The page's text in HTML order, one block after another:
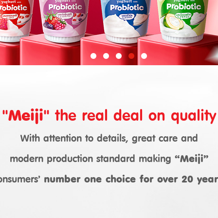
"Meiji" the real deal on quality
With attention to details, great care and
modern production standard making “Meiji”
number one choice for over 20